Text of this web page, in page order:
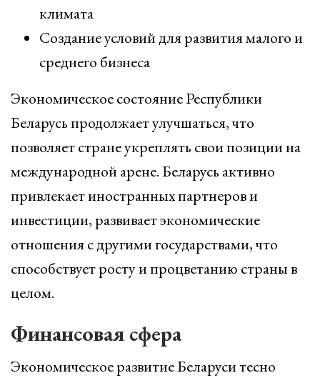
климата
Создание условий для развития малого и
среднего бизнеса
Экономическое состояние Республики
Беларусь продолжает улучшаться, что
позволяет стране укреплять свои позиции на
международной арене. Беларусь активно
привлекает иностранных партнеров и
инвестиции, развивает экономические
отношения с другими государствами, что
способствует росту и процветанию страны в
целом.
Финансовая сфера
Экономическое развитие Беларуси тесно